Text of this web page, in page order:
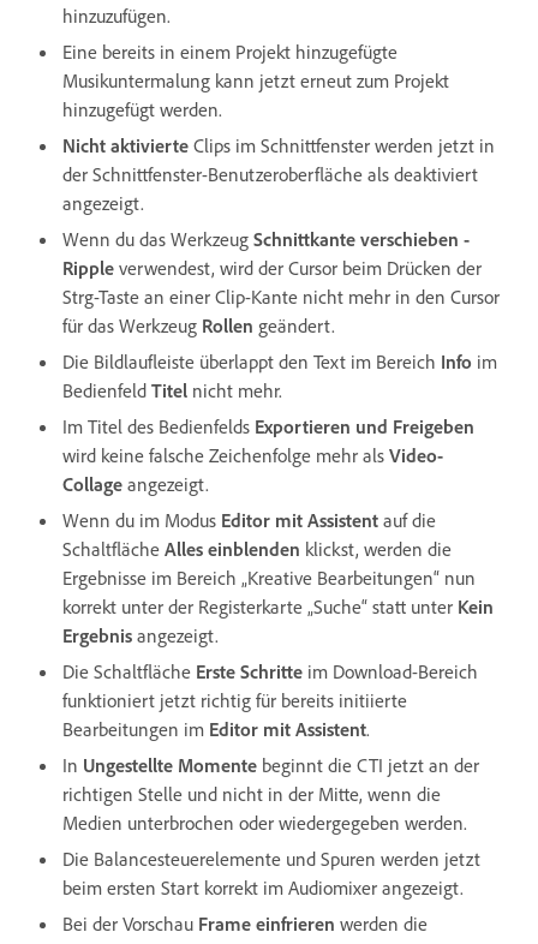
hinzuzufügen.
Eine bereits in einem Projekt hinzugefügte
Musikuntermalung kann jetzt erneut zum Projekt
hinzugefügt werden.
Nicht aktivierte Clips im Schnittfenster werden jetzt in
der Schnittfenster-Benutzeroberfläche als deaktiviert
angezeigt.
Wenn du das Werkzeug Schnittkante verschieben -
Ripple verwendest, wird der Cursor beim Drücken der
Strg-Taste an einer Clip-Kante nicht mehr in den Cursor
für das Werkzeug Rollen geändert.
Die Bildlaufleiste überlappt den Text im Bereich Info im
Bedienfeld Titel nicht mehr.
Im Titel des Bedienfelds Exportieren und Freigeben
wird keine falsche Zeichenfolge mehr als Video-
Collage angezeigt.
Wenn du im Modus Editor mit Assistent auf die
Schaltfläche Alles einblenden klickst, werden die
Ergebnisse im Bereich „Kreative Bearbeitungen“ nun
korrekt unter der Registerkarte „Suche“ statt unter Kein
Ergebnis angezeigt.
Die Schaltfläche Erste Schritte im Download-Bereich
funktioniert jetzt richtig für bereits initiierte
Bearbeitungen im Editor mit Assistent.
In Ungestellte Momente beginnt die CTI jetzt an der
richtigen Stelle und nicht in der Mitte, wenn die
Medien unterbrochen oder wiedergegeben werden.
Die Balancesteuerelemente und Spuren werden jetzt
beim ersten Start korrekt im Audiomixer angezeigt.
Bei der Vorschau Frame einfrieren werden die